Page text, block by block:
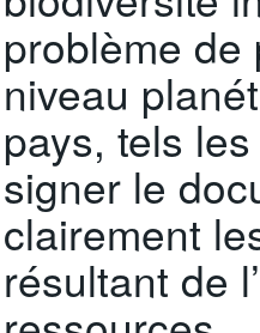
problème
niveau
pays, tels
signer le
clairement
résultant de